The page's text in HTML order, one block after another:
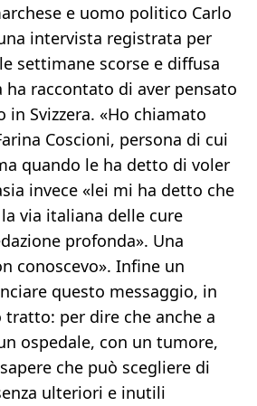
e uomo politico Carlo
intervista registrata per
settimane scorse e diffusa
ha raccontato di aver pensato
Svizzera. «Ho chiamato
Coscioni, persona di cui
quando le ha detto di voler
invece «lei mi ha detto che
via italiana delle cure
profonda». Una
conoscevo». Infine un
questo messaggio, in
per dire che anche a
ospedale, con un tumore,
che può scegliere di
ulteriori e inutili